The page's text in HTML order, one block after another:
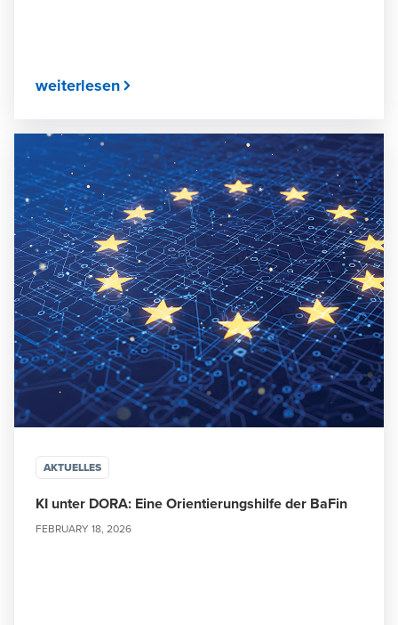
weiterlesen
AKTUELLES
KI unter DORA: Eine Orientierungshilfe der BaFin
FEBRUARY 18, 2026